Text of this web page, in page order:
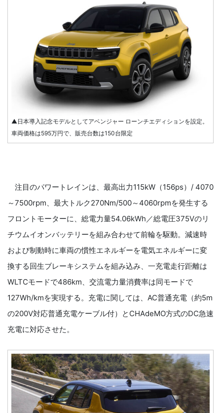
▲日本導入記念モデルとしてアベンジャー ローンチエディションを設定。
車両価格は595万円で、販売台数は150台限定
注目のパワートレインは、最高出力115kW（156ps）/ 4070
～7500rpm、最大トルク270Nm/500～4060rpmを発生する
フロントモーターに、総電力量54.06kWh／総電圧375Vのリ
チウムイオンバッテリーを組み合わせて前輪を駆動。減速時
および制動時に車両の慣性エネルギーを電気エネルギーに変
換する回生ブレーキシステムを組み込み、一充電走行距離は
WLTCモードで486km、交流電力量消費率は同モードで
127Wh/kmを実現する。充電に関しては、AC普通充電（約5m
の200V対応普通充電ケーブル付）とCHAdeMO方式のDC急速
充電に対応させた。